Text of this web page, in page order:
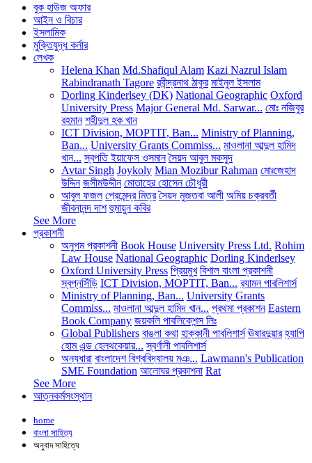
বুক হাউজ অফার
আইন ও বিচার
ইসলামিক
মুক্তিযুদ্ধ কর্নার
লেখক
Helena Khan Md.Shafiqul Alam Kazi Nazrul Islam
Rabindranath Tagore রবীন্দ্রনাথ ঠাকুর মাইনুল ইসলাম
Dorling Kinderlsey (DK) National Geographic Oxford
University Press Major General Md. Sarwar... মোঃ নজিবুর
রহমান শহীদুল হক খান
ICT Division, MOPTIT, Ban... Ministry of Planning,
Ban... University Grants Commiss... মাওলানা আব্দুল হামিদ
খান... স্বপতি ইয়াফেস ওসমান সৈয়দ আবুল মকসুদ
Avtar Singh Joykoly Mian Mozibur Rahman মোঃজেহাদ
উদ্দিন জসীমউদ্দীন মোতাহের হোসেন চৌধুরী
আবুল ফজল প্রেমেন্দ্র মিত্র সৈয়দ মুজতবা আলী অমিয় চক্রবর্তী
জীবনানন্দ দাশ হুমায়ুন কবির
See More
প্রকাশনী
অনুপম প্রকাশনী Book House University Press Ltd. Rohim
Law House National Geographic Dorling Kinderlsey
Oxford University Press প্রিয়মুখ বিশাল বাংলা প্রকাশনী
স্বপ্নসিঁড়ি ICT Division, MOPTIT, Ban... র‍্যামন পাবলিশার্স
Ministry of Planning, Ban... University Grants
Commiss... মাওলানা আব্দুল হামিদ খান... প্রথমা প্রকাশন Eastern
Book Company জয়কলি পাবলিকেশন্স লিঃ
Global Publishers বাঙলা কথা হাক্কানী পাবলিশার্স ঊষারদুয়ার হ্যাপি
হোম এন্ড হেলথকেয়ার... স্বর্ণালী পাবলিশার্স
অন্যধারা বাংলাদেশ বিশ্ববিদ্যালয় মঞ... Lawmann's Publication
SME Foundation আলোঘর প্রকাশনা Rat
See More
আত্নকর্মসংস্থান
home
বাংলা সাহিত্য
অনুবাদ সাহিত্যে